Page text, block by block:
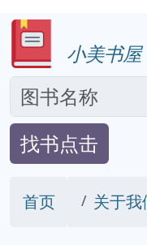
小美书屋
找书点击
首页 关于我